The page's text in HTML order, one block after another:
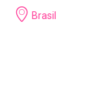
Brasil